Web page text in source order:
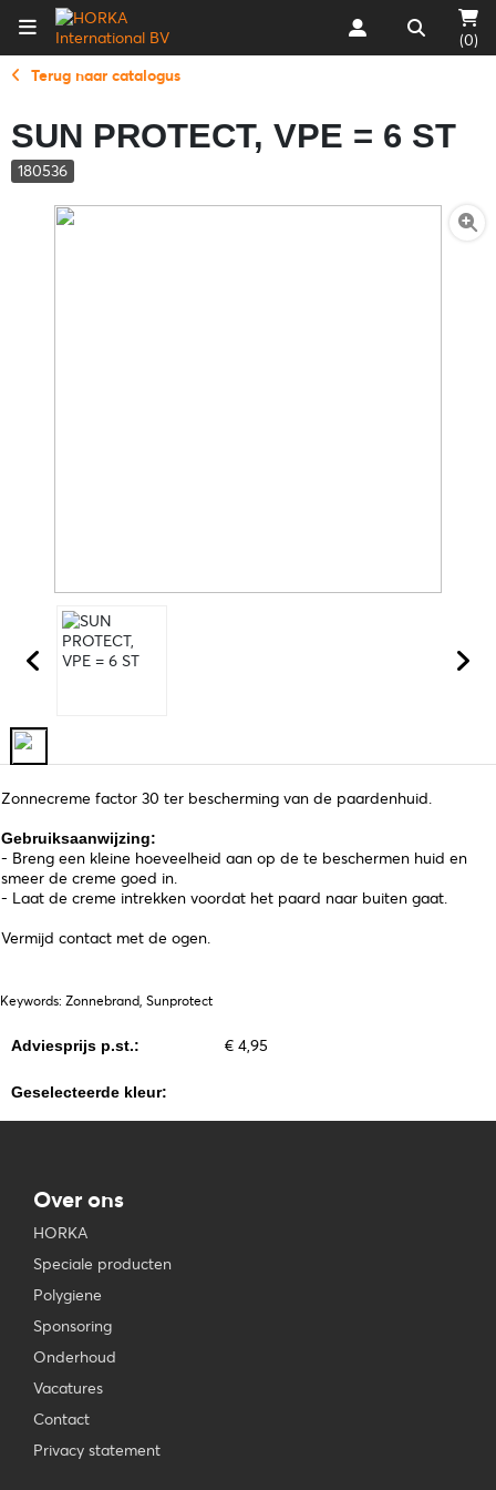
(0)
Terug naar catalogus
SUN PROTECT, VPE = 6 ST
180536
Zonnecreme factor 30 ter bescherming van de paardenhuid.
Gebruiksaanwijzing:
- Breng een kleine hoeveelheid aan op de te beschermen huid en
smeer de creme goed in.
- Laat de creme intrekken voordat het paard naar buiten gaat.
Vermijd contact met de ogen.
Keywords: Zonnebrand, Sunprotect
Adviesprijs p.st.: € 4,95
Geselecteerde kleur:
Over ons
HORKA
Speciale producten
Polygiene
Sponsoring
Onderhoud
Vacatures
Contact
Privacy statement